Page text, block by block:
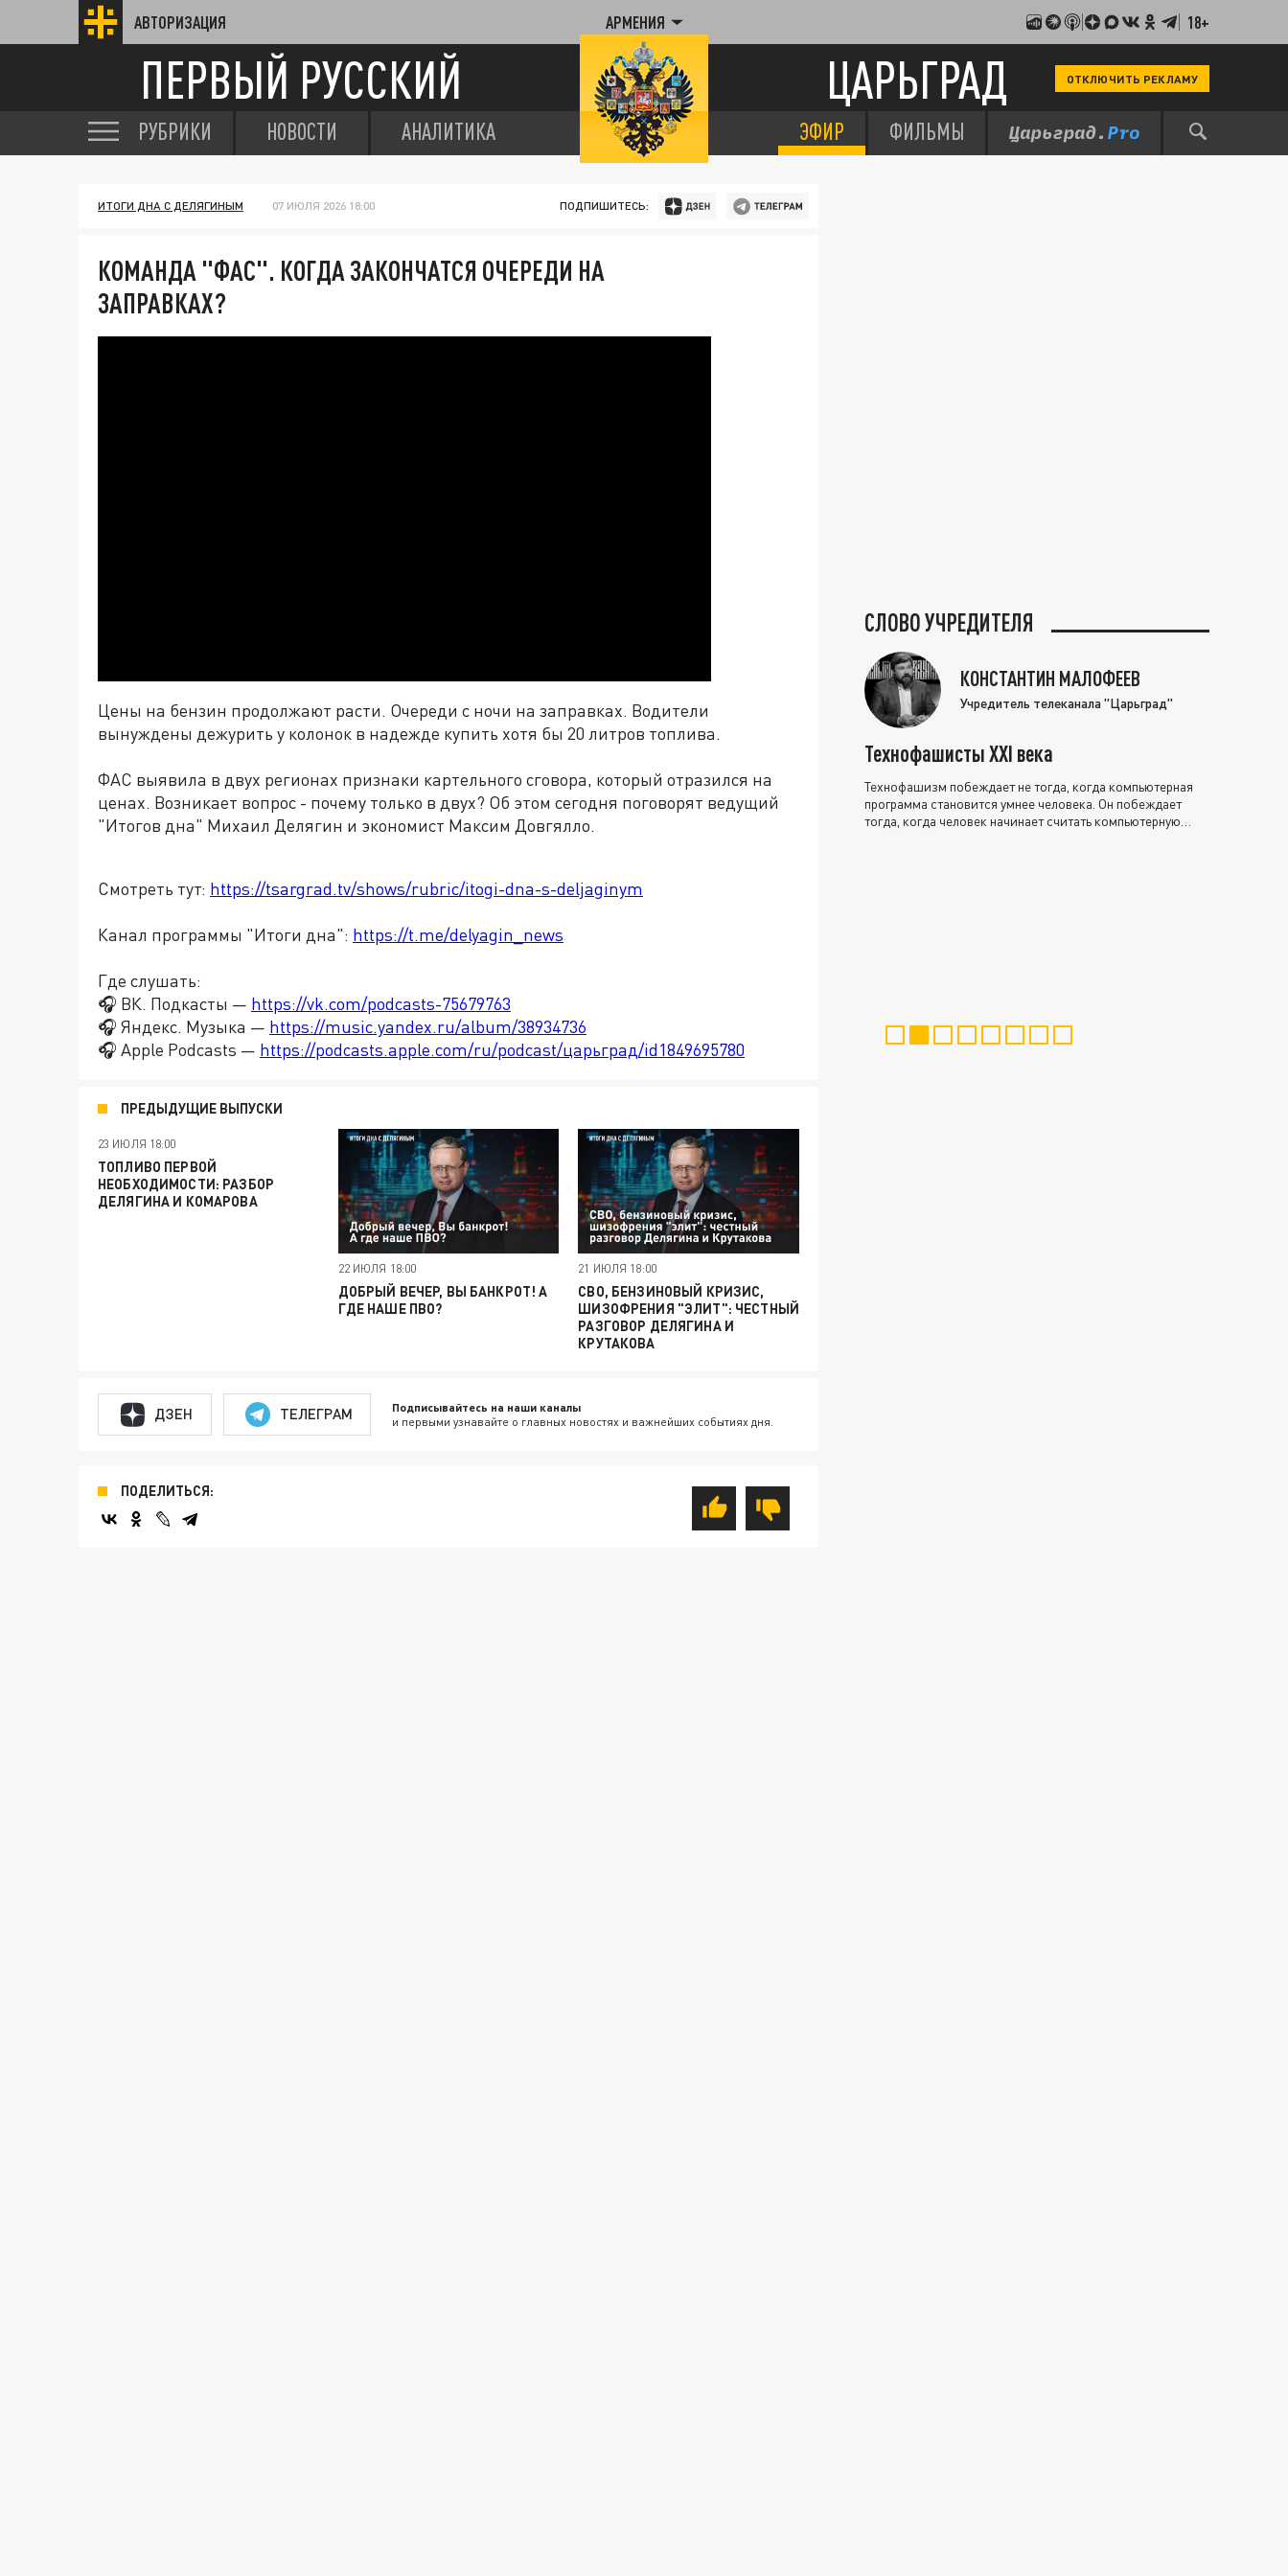
АВТОРИЗАЦИЯ АРМЕНИЯ 18+
ПЕРВЫЙ РУССКИЙ ЦАРЬГРАД ОТКЛЮЧИТЬ РЕКЛАМУ
РУБРИКИ НОВОСТИ АНАЛИТИКА ЭФИР ФИЛЬМЫ
ИТОГИ ДНА С ДЕЛЯГИНЫМ 07 ИЮЛЯ 2026 18:00 ПОДПИШИТЕСЬ:
КОМАНДА "ФАС". КОГДА ЗАКОНЧАТСЯ ОЧЕРЕДИ НА
ЗАПРАВКАХ?
Цены на бензин продолжают расти. Очереди с ночи на заправках. Водители
вынуждены дежурить у колонок в надежде купить хотя бы 20 литров топлива.
ФАС выявила в двух регионах признаки картельного сговора, который отразился на
ценах. Возникает вопрос - почему только в двух? Об этом сегодня поговорят ведущий
"Итогов дна" Михаил Делягин и экономист Максим Довгялло.
Смотреть тут: https://tsargrad.tv/shows/rubric/itogi-dna-s-deljaginym
Канал программы "Итоги дна": https://t.me/delyagin_news
Где слушать:
🎧 ВК. Подкасты — https://vk.com/podcasts-75679763
🎧 Яндекс. Музыка — https://music.yandex.ru/album/38934736
🎧 Apple Podcasts — https://podcasts.apple.com/ru/podcast/царьград/id1849695780
ПРЕДЫДУЩИЕ ВЫПУСКИ
23 ИЮЛЯ 18:00
ТОПЛИВО ПЕРВОЙ
НЕОБХОДИМОСТИ: РАЗБОР
ДЕЛЯГИНА И КОМАРОВА
22 ИЮЛЯ 18:00
ДОБРЫЙ ВЕЧЕР, ВЫ БАНКРОТ! А
ГДЕ НАШЕ ПВО?
21 ИЮЛЯ 18:00
СВО, БЕНЗИНОВЫЙ КРИЗИС,
ШИЗОФРЕНИЯ "ЭЛИТ": ЧЕСТНЫЙ
РАЗГОВОР ДЕЛЯГИНА И
КРУТАКОВА
ДЗЕН ТЕЛЕГРАМ Подписывайтесь на наши каналы
и первыми узнавайте о главных новостях и важнейших событиях дня.
ПОДЕЛИТЬСЯ:
СЛОВО УЧРЕДИТЕЛЯ
КОНСТАНТИН МАЛОФЕЕВ
Учредитель телеканала "Царьград"
Технофашисты XXI века
Технофашизм побеждает не тогда, когда компьютерная
программа становится умнее человека. Он побеждает
тогда, когда человек начинает считать компьютерную